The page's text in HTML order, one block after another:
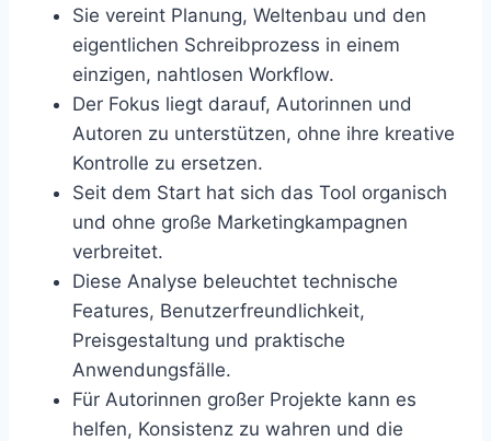
Sie vereint Planung, Weltenbau und den
eigentlichen Schreibprozess in einem
einzigen, nahtlosen Workflow.
Der Fokus liegt darauf, Autorinnen und
Autoren zu unterstützen, ohne ihre kreative
Kontrolle zu ersetzen.
Seit dem Start hat sich das Tool organisch
und ohne große Marketingkampagnen
verbreitet.
Diese Analyse beleuchtet technische
Features, Benutzerfreundlichkeit,
Preisgestaltung und praktische
Anwendungsfälle.
Für Autorinnen großer Projekte kann es
helfen, Konsistenz zu wahren und die